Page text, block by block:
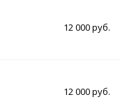
12 000 руб.
12 000 руб.